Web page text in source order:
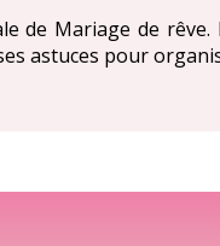
de Mariage de
astuces pour